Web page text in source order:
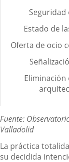
Seguridad
Estado de
Oferta de ocio
Fuente:
Valladolid
La práctica
su decidida